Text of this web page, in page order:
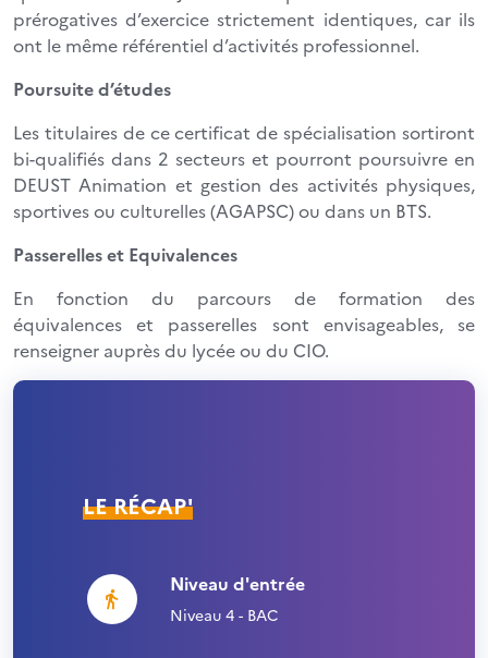
prérogatives d’exercice strictement identiques, car ils
ont le même référentiel d’activités professionnel.
Poursuite d’études
Les titulaires de ce certificat de spécialisation sortiront
bi-qualifiés dans 2 secteurs et pourront poursuivre en
DEUST Animation et gestion des activités physiques,
sportives ou culturelles (AGAPSC) ou dans un BTS.
Passerelles et Equivalences
En fonction du parcours de formation des
équivalences et passerelles sont envisageables, se
renseigner auprès du lycée ou du CIO.
LE RÉCAP'
Niveau d'entrée
Niveau 4 - BAC